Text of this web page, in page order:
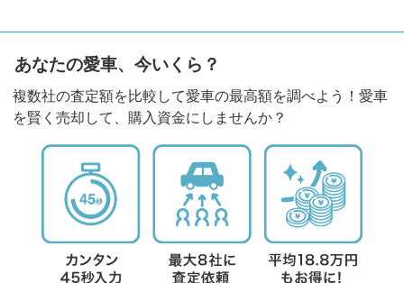
あなたの愛車、今いくら？
複数社の査定額を比較して愛車の最高額を調べよう！愛車
を賢く売却して、購入資金にしませんか？